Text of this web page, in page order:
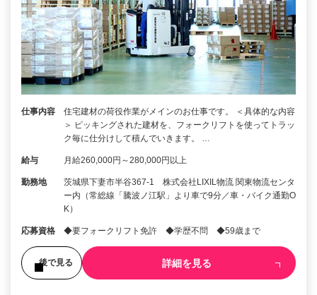
仕事内容
住宅建材の荷役作業がメインのお仕事です。 ＜具体的な内容
＞ ピッキングされた建材を、フォークリフトを使ってトラッ
ク毎に仕分けして積んでいきます。 …
給与 月給260,000円～280,000円以上
勤務地
茨城県下妻市半谷367-1 株式会社LIXIL物流 関東物流センタ
ー内（常総線「騰波ノ江駅」より車で9分／車・バイク通勤O
K）
応募資格 ◆要フォークリフト免許 ◆学歴不問 ◆59歳まで
後で見る 詳細を見る